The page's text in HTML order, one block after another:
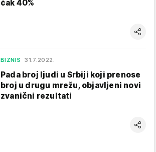
čak 40%
BIZNIS 31.7.2022.
Pada broj ljudi u Srbiji koji prenose
broj u drugu mrežu, objavljeni novi
zvanični rezultati